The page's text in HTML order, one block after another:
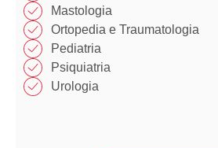
Mastologia​
Ortopedia e Traumatologia​
Pediatria
Psiquiatria
Urologia